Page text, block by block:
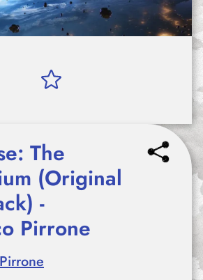
The
(Original
-
Pirrone